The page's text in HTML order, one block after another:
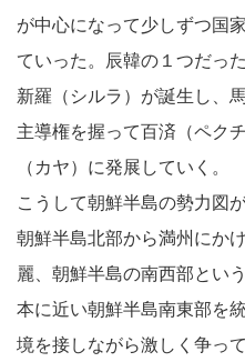
が中心になって少しずつ国
ていった。辰韓の１つだっ
新羅（シルラ）が誕生し、
主導権を握って百済（ペク
（カヤ）に発展していく。
こうして朝鮮半島の勢力図
朝鮮半島北部から満州にか
麗、朝鮮半島の南西部とい
本に近い朝鮮半島南東部を
境を接しながら激しく争っ